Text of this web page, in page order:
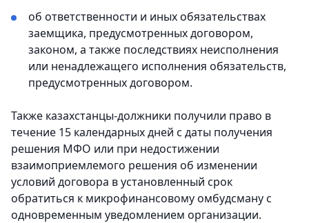
об ответственности и иных обязательствах
заемщика, предусмотренных договором,
законом, а также последствиях неисполнения
или ненадлежащего исполнения обязательств,
предусмотренных договором.
Также казахстанцы-должники получили право в
течение 15 календарных дней с даты получения
решения МФО или при недостижении
взаимоприемлемого решения об изменении
условий договора в установленный срок
обратиться к микрофинансовому омбудсману с
одновременным уведомлением организации.